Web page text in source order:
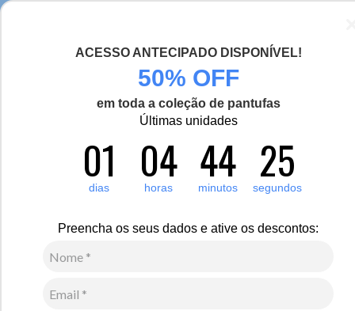
ACESSO ANTECIPADO DISPONÍVEL!
50% OFF
em toda a coleção de pantufas
Últimas unidades
01
dias 04
horas 44
minutos 24
segundos
Preencha os seus dados e ative os descontos:
Malas e mochilas
Para suas viagens e dia a dia terem uma organização estratégica, é
fundamental ter malas, mochilas e necessaires que sejam práticas,
itens do cotidiano.